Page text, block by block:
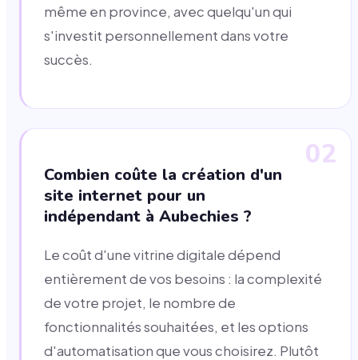
même en province, avec quelqu'un qui
s'investit personnellement dans votre
succès.
02
Combien coûte la création d'un
site internet pour un
indépendant à Aubechies ?
Le coût d'une vitrine digitale dépend
entièrement de vos besoins : la complexité
de votre projet, le nombre de
fonctionnalités souhaitées, et les options
d'automatisation que vous choisirez. Plutôt